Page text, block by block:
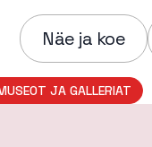
Näe ja koe
JA GALLERIAT